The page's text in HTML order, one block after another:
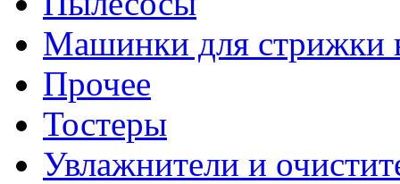
Машинки для стрижки
Прочее
Тостеры
Увлажнители и